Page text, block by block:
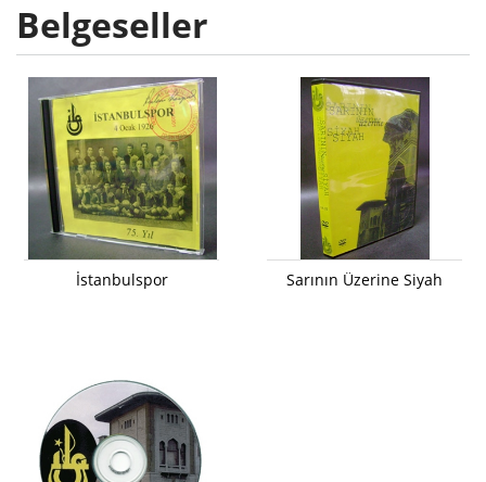
Belgeseller
İstanbulspor Sarının Üzerine Siyah